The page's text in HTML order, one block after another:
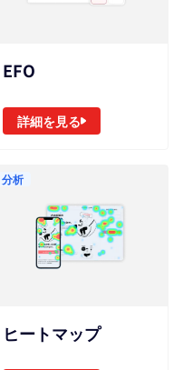
EFO
詳細を見る
分析
ヒートマップ